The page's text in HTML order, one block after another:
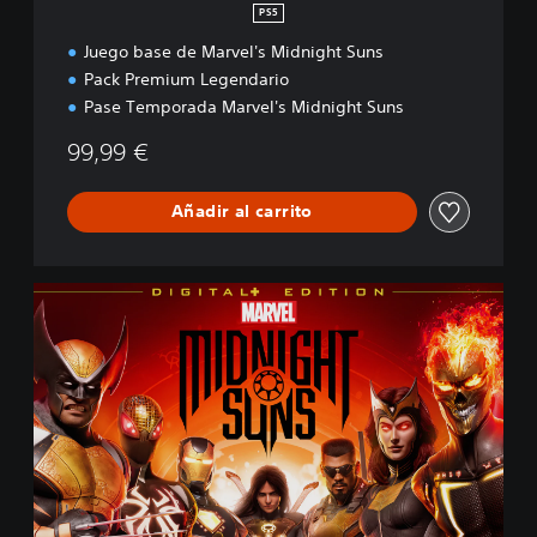
PS5
Juego base de Marvel's Midnight Suns
Pack Premium Legendario
Pase Temporada Marvel's Midnight Suns
99,99 €
Añadir al carrito
E
d
i
ó
n
D
i
g
i